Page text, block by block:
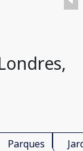
Parques